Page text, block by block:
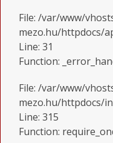
File: /var/www/
mezo.hu/httpdocs/
Line: 31
Function:
File: /var/www/
mezo.hu/httpdocs/
Line: 315
Function: